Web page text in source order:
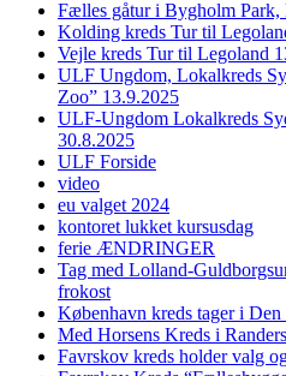
Fælles gåtur i Bygholm Park,
Kolding kreds Tur til
Vejle kreds Tur til Legoland
ULF Ungdom, Lokalkreds
Zoo” 13.9.2025
ULF-Ungdom Lokalkreds
30.8.2025
ULF Forside
video
eu valget 2024
kontoret lukket kursusdag
ferie ÆNDRINGER
Tag med Lolland-
frokost
København kreds tager i Den
Med Horsens Kreds i
Favrskov kreds holder valg